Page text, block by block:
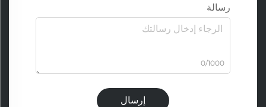
رسالة
0/1000
إرسال